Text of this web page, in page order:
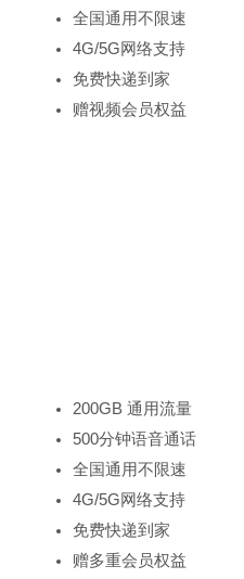
全国通用不限速
4G/5G网络支持
免费快递到家
赠视频会员权益
200GB 通用流量
500分钟语音通话
全国通用不限速
4G/5G网络支持
免费快递到家
赠多重会员权益